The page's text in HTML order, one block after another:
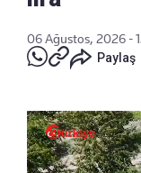
06 Ağustos, 2026 -
Paylaş